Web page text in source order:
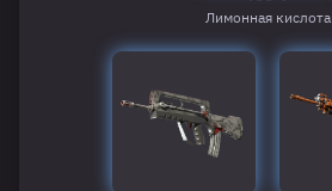
Лимонная кислота